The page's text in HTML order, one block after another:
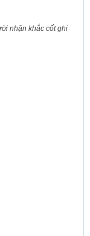
nhận khắc cốt ghi